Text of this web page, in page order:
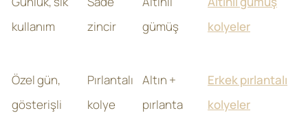
kullanım
zincir
gümüş
kolyeler
Özel gün,
gösterişli
Pırlantalı
kolye
Altın +
pırlanta
Erkek pırlantalı
kolyeler